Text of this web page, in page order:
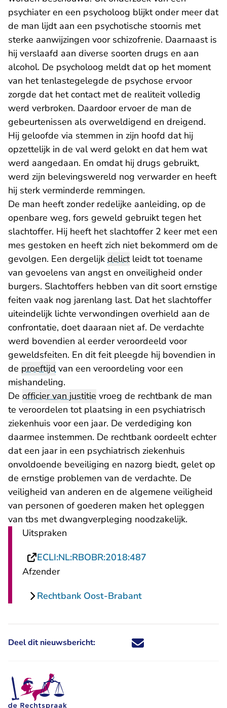
psychiater en een psycholoog blijkt onder meer dat
de man lijdt aan een psychotische stoornis met
sterke aanwijzingen voor schizofrenie. Daarnaast is
hij verslaafd aan diverse soorten drugs en aan
alcohol. De psycholoog meldt dat op het moment
van het tenlastegelegde de psychose ervoor
zorgde dat het contact met de realiteit volledig
werd verbroken. Daardoor ervoer de man de
gebeurtenissen als overweldigend en dreigend.
Hij geloofde via stemmen in zijn hoofd dat hij
opzettelijk in de val werd gelokt en dat hem wat
werd aangedaan. En omdat hij drugs gebruikt,
werd zijn belevingswereld nog verwarder en heeft
hij sterk verminderde remmingen.
De man heeft zonder redelijke aanleiding, op de
openbare weg, fors geweld gebruikt tegen het
slachtoffer. Hij heeft het slachtoffer 2 keer met een
mes gestoken en heeft zich niet bekommerd om de
gevolgen. Een dergelijk delictleidt tot toename
van gevoelens van angst en onveiligheid onder
burgers. Slachtoffers hebben van dit soort ernstige
feiten vaak nog jarenlang last. Dat het slachtoffer
uiteindelijk lichte verwondingen overhield aan de
confrontatie, doet daaraan niet af. De verdachte
werd bovendien al eerder veroordeeld voor
geweldsfeiten. En dit feit pleegde hij bovendien in
de proeftijd van een veroordeling voor een
mishandeling.
De officier van justitie vroeg de rechtbank de man
te veroordelen tot plaatsing in een psychiatrisch
ziekenhuis voor een jaar. De verdediging kon
daarmee instemmen. De rechtbank oordeelt echter
dat een jaar in een psychiatrisch ziekenhuis
onvoldoende beveiliging en nazorg biedt, gelet op
de ernstige problemen van de verdachte. De
veiligheid van anderen en de algemene veiligheid
van personen of goederen maken het opleggen
van tbs met dwangverpleging noodzakelijk.
Uitspraken
ECLI:NL:RBOBR:2018:487
Afzender
Rechtbank Oost-Brabant
Deel dit nieuwsbericht: Deel dit nieuwsbericht via X -
Deel dit nieuwsbericht via
Deel dit nieuwsbericht
Deel dit